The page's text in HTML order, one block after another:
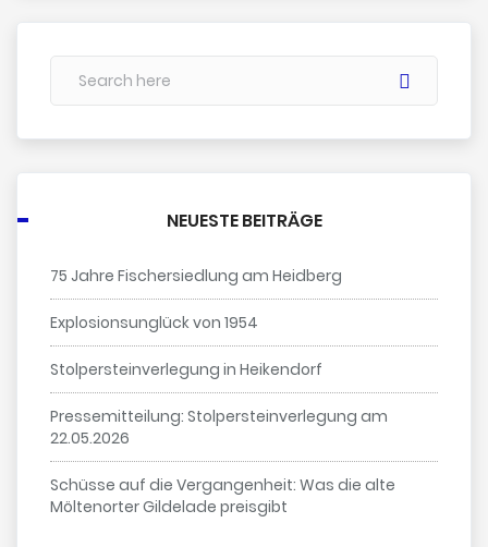
NEUESTE BEITRÄGE
75 Jahre Fischersiedlung am Heidberg
Explosionsunglück von 1954
Stolpersteinverlegung in Heikendorf
Pressemitteilung: Stolpersteinverlegung am
22.05.2026
Schüsse auf die Vergangenheit: Was die alte
Möltenorter Gildelade preisgibt